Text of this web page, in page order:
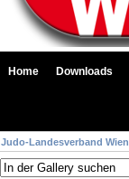
Home Downloads
Judo-Landesverband Wien